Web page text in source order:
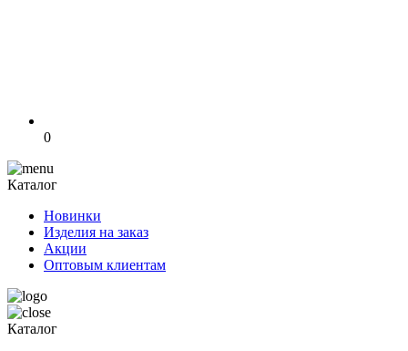
0
Каталог
Новинки
Изделия на заказ
Акции
Оптовым клиентам
Каталог